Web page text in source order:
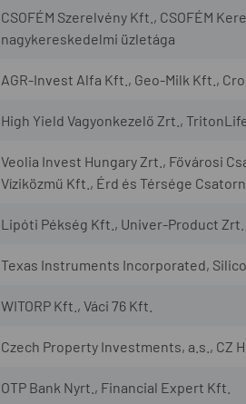
CSOFÉM Szerelvény Kft., CSOFÉM
nagykereskedelmi üzletága
AGR-Invest Alfa Kft., Geo-Milk Kft.,
High Yield Vagyonkezelő Zrt.,
Veolia Invest Hungary Zrt., Fővárosi
Víziközmű Kft., Érd és Térsége
Lipóti Pékség Kft., Univer-Product
Texas Instruments Incorporated,
WITORP Kft., Váci 76 Kft.
Czech Property Investments, a.s., CZ
OTP Bank Nyrt., Financial Expert Kft.